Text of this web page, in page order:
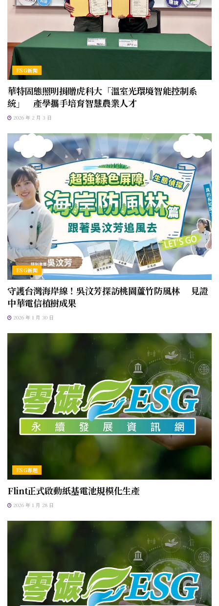
ESG新聞
華特固態照明捐贈虎科大「溫室光環境智能控制系
統」 產學攜手培育智慧農業人才
2026 年 2 月 3 日
ESG新聞
守護台灣海岸線！吳汶芳探訪桃園蘆竹防風林 見證
中華電信植樹成果
2026 年 1 月 30 日
ESG專題
Flint正式啟動紙基電池規模化生產
2026 年 1 月 28 日